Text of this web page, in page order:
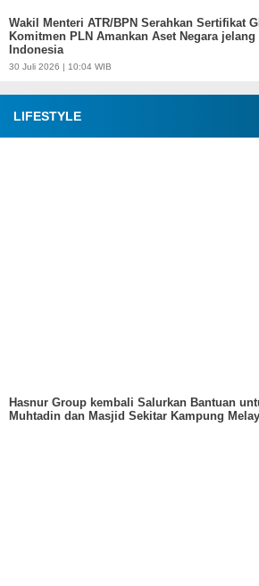
Wakil Menteri ATR/BPN Serahkan Sertifikat
Komitmen PLN Amankan Aset Negara jelang
Indonesia
30 Juli 2026 | 10:04 WIB
LIFESTYLE
Hasnur Group kembali Salurkan Bantuan
Muhtadin dan Masjid Sekitar Kampung